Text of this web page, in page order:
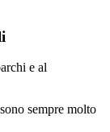
e al
sempre molto